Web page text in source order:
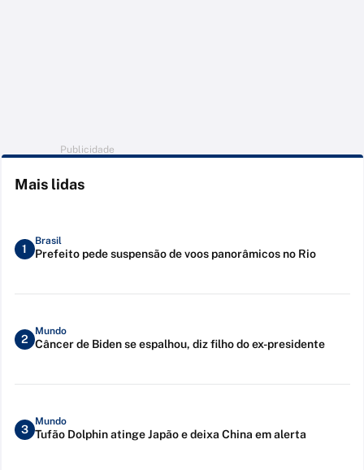
Publicidade
Mais lidas
1
Brasil
Prefeito pede suspensão de voos panorâmicos no Rio
2
Mundo
Câncer de Biden se espalhou, diz filho do ex-presidente
3
Mundo
Tufão Dolphin atinge Japão e deixa China em alerta